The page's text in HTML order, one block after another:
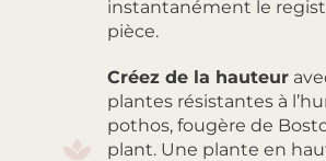
instantanément le
pièce.
Créez de la hauteur
plantes résistantes à
pothos, fougère de
plant. Une plante en